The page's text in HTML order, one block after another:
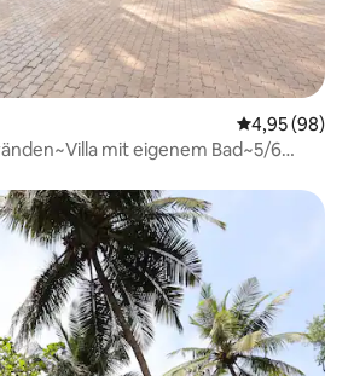
4,95 (98)
mit eigenem Bad~5/6